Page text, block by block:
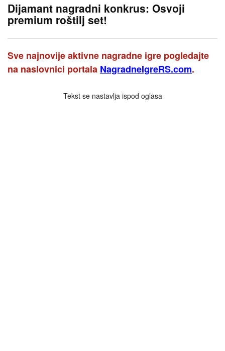
Dijamant nagradni konkrus: Osvoji
premium roštilj set!
Sve najnovije aktivne nagradne igre pogledajte
na naslovnici portala NagradneIgreRS.com.
Tekst se nastavlja ispod oglasa